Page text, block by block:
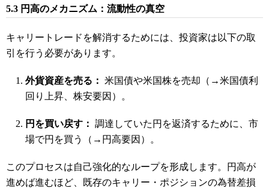
5.3 円高のメカニズム：流動性の真空
キャリートレードを解消するためには、投資家は以下の取
引を行う必要があります。
外貨資産を売る： 米国債や米国株を売却（→米国債利
回り上昇、株安要因）。
円を買い戻す： 調達していた円を返済するために、市
場で円を買う（→円高要因）。
このプロセスは自己強化的なループを形成します。円高が
進めば進むほど、既存のキャリー・ポジションの為替差損